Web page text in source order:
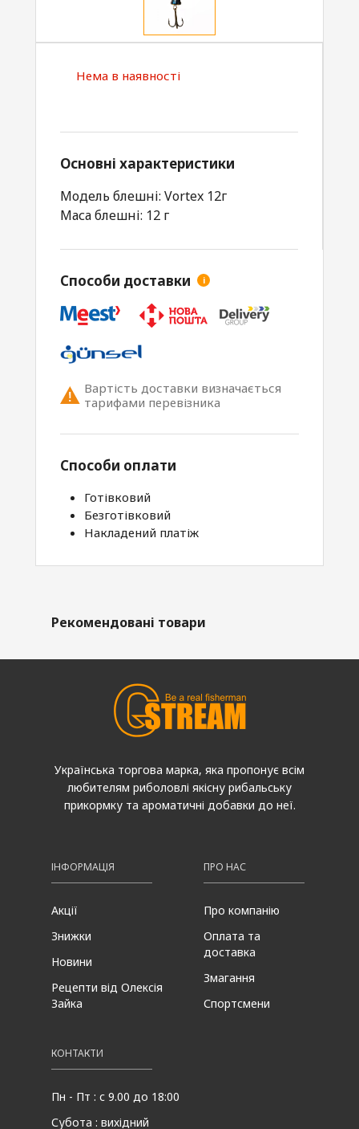
Нема в наявності
Основні характеристики
Модель блешні: Vortex 12г
Маса блешні: 12 г
Способи доставки i
Вартість доставки визначається
тарифами перевізника
Способи оплати
Готівковий
Безготівковий
Накладений платіж
Рекомендовані товари
Українська торгова марка, яка пропонує всім
любителям риболовлі якісну рибальську
прикормку та ароматичні добавки до неї.
ІНФОРМАЦІЯ
Акції
Знижки
Новини
Рецепти від Олексія
Зайка
ПРО НАС
Про компанію
Оплата та
доставка
Змагання
Спортсмени
КОНТАКТИ
Пн - Пт : с 9.00 до 18:00
Субота : вихідний